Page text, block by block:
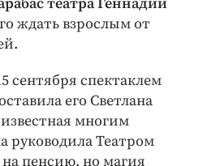
ждать взрослым от
сентября спектаклем
его Светлана
многим
руководила Театром
пенсию, но магия